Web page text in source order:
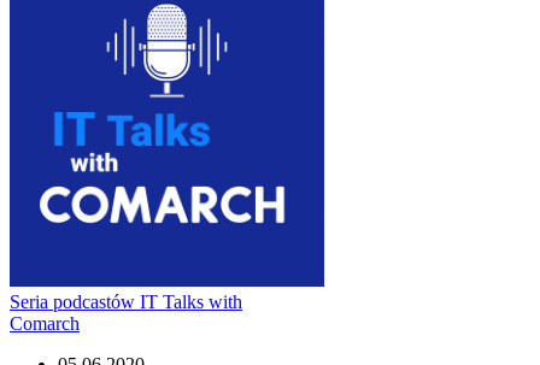
Seria podcastów IT Talks with
Comarch